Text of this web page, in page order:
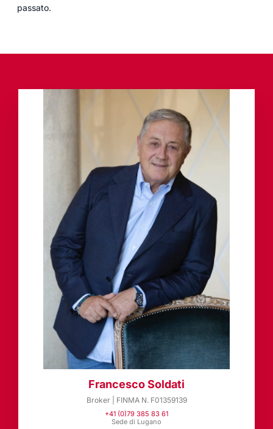
passato.
Francesco Soldati
Broker | FINMA N. F01359139
+41 (0)79 385 83 61
Sede di Lugano